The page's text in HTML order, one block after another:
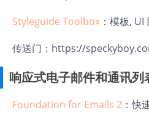
Styleguide Toolbox ：模板,
传送门： https://
响应式电子邮件和通讯列
Foundation for Emails 2 ：快